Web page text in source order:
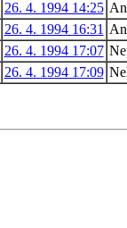
26. 4. 1994 14:25
26. 4. 1994 16:31
26. 4. 1994 17:07
26. 4. 1994 17:09